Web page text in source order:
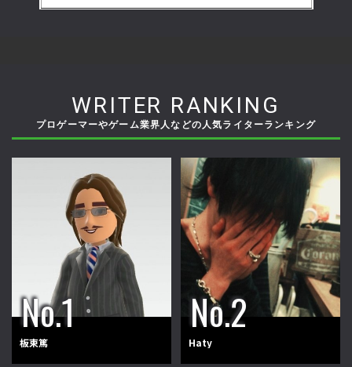
WRITER RANKING
プロゲーマーやゲーム業界人などの人気ライターランキング
板東篤 Haty